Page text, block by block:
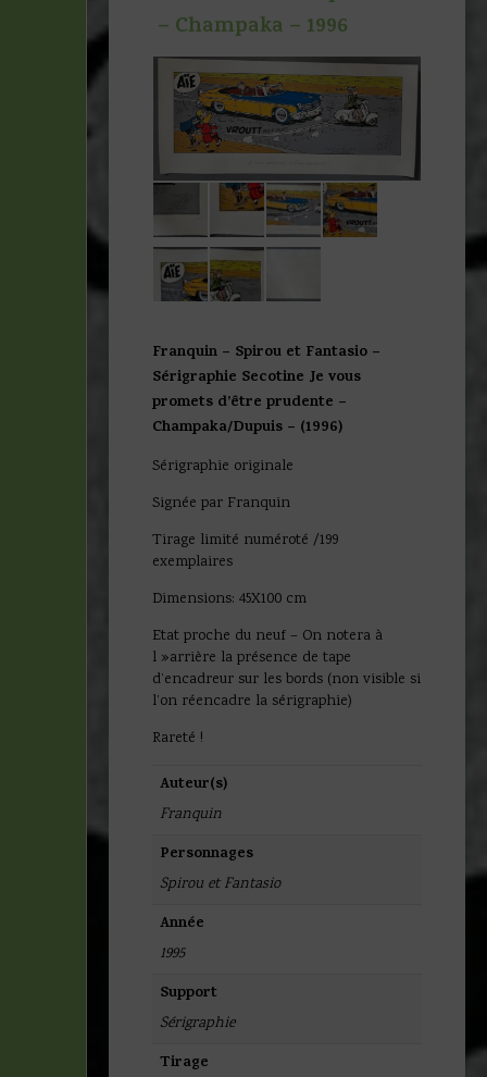
– Champaka – 1996
Franquin – Spirou et Fantasio –
Sérigraphie Secotine Je vous
promets d’être prudente –
Champaka/Dupuis – (1996)
Sérigraphie originale
Signée par Franquin
Tirage limité numéroté /199
exemplaires
Dimensions: 45X100 cm
Etat proche du neuf – On notera à
l »arrière la présence de tape
d’encadreur sur les bords (non visible si
l’on réencadre la sérigraphie)
Rareté !
Auteur(s)
Franquin
Personnages
Spirou et Fantasio
Année
1995
Support
Sérigraphie
Tirage